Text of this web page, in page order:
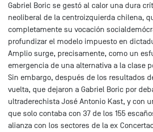
Gabriel Boric se gestó al calor una dura
neoliberal de la centroizquierda chilena,
completamente su vocación
profundizar el modelo impuesto en
Amplio surge, precisamente, como un
emergencia de una alternativa a la clase
Sin embargo, después de los resultados
vuelta, que dejaron a Gabriel Boric por
ultraderechista José Antonio Kast, y con
que solo contaba con 37 de los 155
alianza con los sectores de la ex